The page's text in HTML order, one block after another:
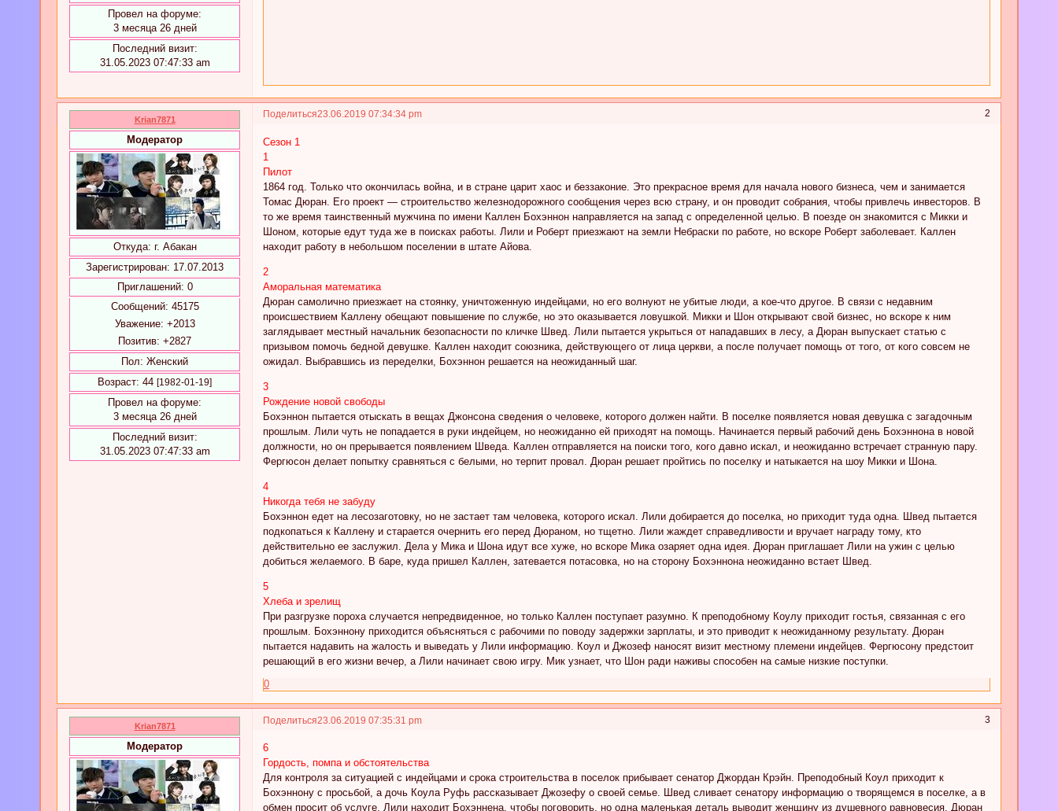
Провел на форуме:
3 месяца 26 дней
Последний визит:
31.05.2023 07:47:33 am
Поделиться 2
23.06.2019 07:34:34 pm
Krian7871
Модератор
Откуда: г. Абакан
Зарегистрирован: 17.07.2013
Приглашений: 0
Сообщений: 45175
Уважение: +2013
Позитив: +2827
Пол: Женский
Возраст: 44 [1982-01-19]
Провел на форуме:
3 месяца 26 дней
Последний визит:
31.05.2023 07:47:33 am
Сезон 1
1
Пилот
1864 год. Только что окончилась война, и в стране царит хаос и беззаконие. Это прекрасное время для начала нового бизнеса, чем и занимается
Томас Дюран. Его проект — строительство железнодорожного сообщения через всю страну, и он проводит собрания, чтобы привлечь инвесторов. В
то же время таинственный мужчина по имени Каллен Бохэннон направляется на запад с определенной целью. В поезде он знакомится с Микки и
Шоном, которые едут туда же в поисках работы. Лили и Роберт приезжают на земли Небраски по работе, но вскоре Роберт заболевает. Каллен
находит работу в небольшом поселении в штате Айова.
2
Аморальная математика
Дюран самолично приезжает на стоянку, уничтоженную индейцами, но его волнуют не убитые люди, а кое-что другое. В связи с недавним
происшествием Каллену обещают повышение по службе, но это оказывается ловушкой. Микки и Шон открывают свой бизнес, но вскоре к ним
заглядывает местный начальник безопасности по кличке Швед. Лили пытается укрыться от нападавших в лесу, а Дюран выпускает статью с
призывом помочь бедной девушке. Каллен находит союзника, действующего от лица церкви, а после получает помощь от того, от кого совсем не
ожидал. Выбравшись из переделки, Бохэннон решается на неожиданный шаг.
3
Рождение новой свободы
Бохэннон пытается отыскать в вещах Джонсона сведения о человеке, которого должен найти. В поселке появляется новая девушка с загадочным
прошлым. Лили чуть не попадается в руки индейцем, но неожиданно ей приходят на помощь. Начинается первый рабочий день Бохэннона в новой
должности, но он прерывается появлением Шведа. Каллен отправляется на поиски того, кого давно искал, и неожиданно встречает странную пару.
Фергюсон делает попытку сравняться с белыми, но терпит провал. Дюран решает пройтись по поселку и натыкается на шоу Микки и Шона.
4
Никогда тебя не забуду
Бохэннон едет на лесозаготовку, но не застает там человека, которого искал. Лили добирается до поселка, но приходит туда одна. Швед пытается
подкопаться к Каллену и старается очернить его перед Дюраном, но тщетно. Лили жаждет справедливости и вручает награду тому, кто
действительно ее заслужил. Дела у Мика и Шона идут все хуже, но вскоре Мика озаряет одна идея. Дюран приглашает Лили на ужин с целью
добиться желаемого. В баре, куда пришел Каллен, затевается потасовка, но на сторону Бохэннона неожиданно встает Швед.
5
Хлеба и зрелищ
При разгрузке пороха случается непредвиденное, но только Каллен поступает разумно. К преподобному Коулу приходит гостья, связанная с его
прошлым. Бохэннону приходится объясняться с рабочими по поводу задержки зарплаты, и это приводит к неожиданному результату. Дюран
пытается надавить на жалость и выведать у Лили информацию. Коул и Джозеф наносят визит местному племени индейцев. Фергюсону предстоит
решающий в его жизни вечер, а Лили начинает свою игру. Мик узнает, что Шон ради наживы способен на самые низкие поступки.
0
Поделиться 3
23.06.2019 07:35:31 pm
Krian7871
Модератор
6
Гордость, помпа и обстоятельства
Для контроля за ситуацией с индейцами и срока строительства в поселок прибывает сенатор Джордан Крэйн. Преподобный Коул приходит к
Бохэннону с просьбой, а дочь Коула Руфь рассказывает Джозефу о своей семье. Швед сливает сенатору информацию о творящемся в поселке, а в
обмен просит об услуге. Лили находит Бохэннена, чтобы поговорить, но одна маленькая деталь выводит женщину из душевного равновесия. Дюран